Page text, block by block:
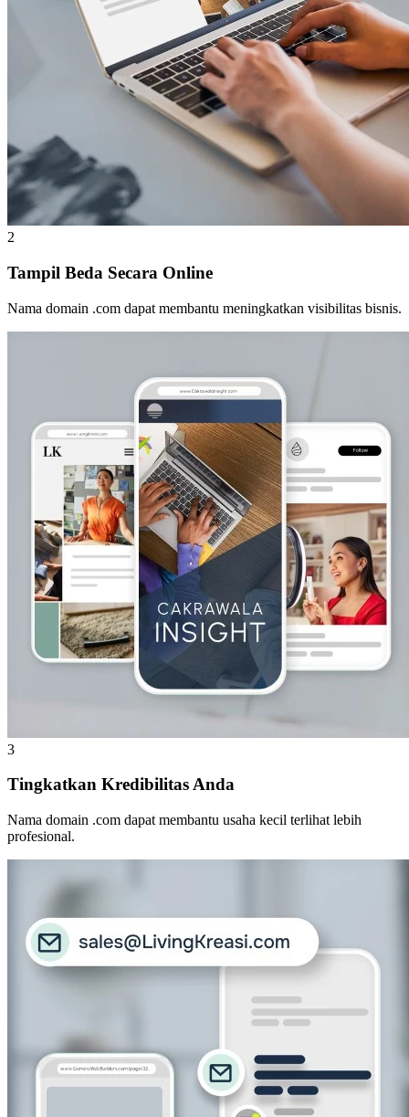
2
Tampil Beda Secara Online
Nama domain .com dapat membantu meningkatkan visibilitas bisnis.
3
Tingkatkan Kredibilitas Anda
Nama domain .com dapat membantu usaha kecil terlihat lebih
profesional.